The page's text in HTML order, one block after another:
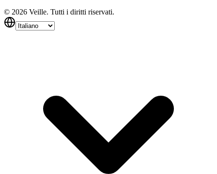
© 2026 Veille. Tutti i diritti riservati.